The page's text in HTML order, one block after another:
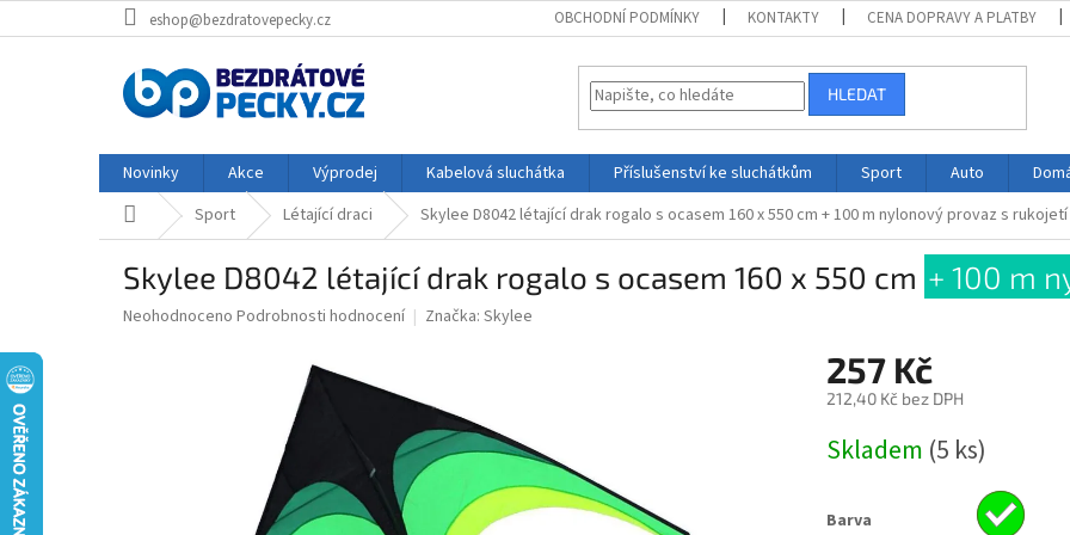
na
eshop@bezdratovepecky.cz OBCHODNÍ PODMÍNKY KONTAKTY CENA DOPRAVY A PLATBY
HLEDAT
Novinky Akce Výprodej Kabelová sluchátka Příslušenství ke sluchátkům Sport Auto
Domů Sport Létající draci Skylee D8042 létající drak rogalo s ocasem 160 x 550 cm + 100 m nylonový provaz s rukojetí
Skylee D8042 létající drak rogalo s ocasem 160 x 550 cm + 100 m
Průměrné
Neohodnoceno Podrobnosti hodnocení Značka: Skylee
257 Kč
212,40 Kč bez DPH
cena:
Skladem (5 ks)
Barva